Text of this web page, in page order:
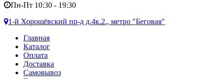
Пн-Пт 10:30 - 19:30
1-й Хорошёвский пр-д д.4к.2., метро "Беговая"
Главная
Каталог
Оплата
Доставка
Самовывоз